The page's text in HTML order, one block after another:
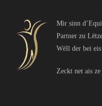
Mir sinn
Partner zu
Wëll der bei
Zeckt net ais ze